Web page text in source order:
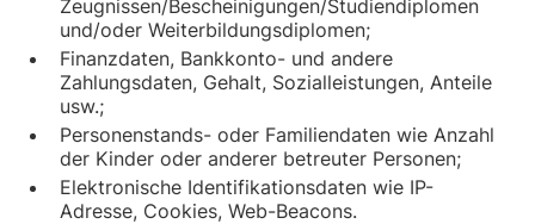
Zeugnissen/Bescheinigungen/Studiendiplomen
und/oder Weiterbildungsdiplomen;
Finanzdaten, Bankkonto- und andere
Zahlungsdaten, Gehalt, Sozialleistungen, Anteile
usw.;
Personenstands- oder Familiendaten wie Anzahl
der Kinder oder anderer betreuter Personen;
Elektronische Identifikationsdaten wie IP-
Adresse, Cookies, Web-Beacons.